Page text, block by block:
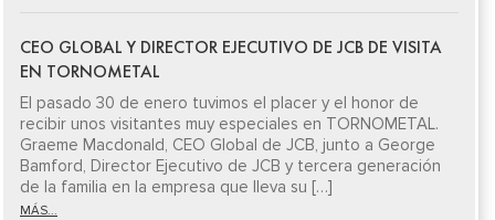
CEO GLOBAL Y DIRECTOR EJECUTIVO DE JCB DE VISITA
EN TORNOMETAL
El pasado 30 de enero tuvimos el placer y el honor de
recibir unos visitantes muy especiales en TORNOMETAL.
Graeme Macdonald, CEO Global de JCB, junto a George
Bamford, Director Ejecutivo de JCB y tercera generación
de la familia en la empresa que lleva su […]
MÁS...